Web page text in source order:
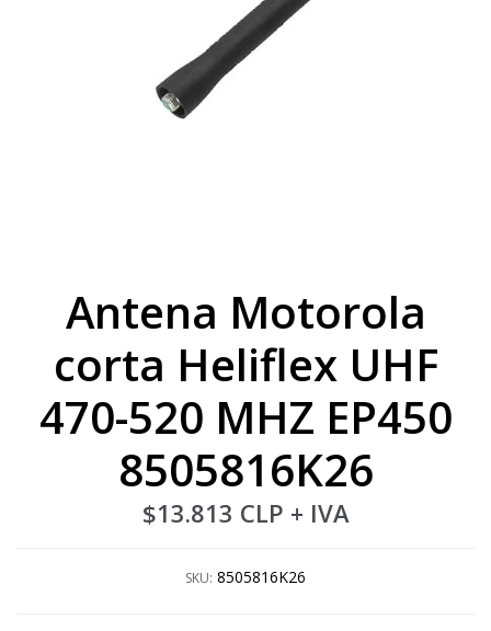
Antena Motorola
corta Heliflex UHF
470-520 MHZ EP450
8505816K26
$13.813 CLP + IVA
SKU: 8505816K26